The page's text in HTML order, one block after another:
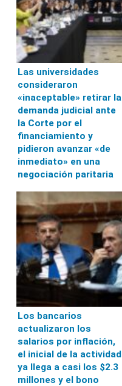
Las universidades
consideraron
«inaceptable» retirar la
demanda judicial ante
la Corte por el
financiamiento y
pidieron avanzar «de
inmediato» en una
negociación paritaria
Los bancarios
actualizaron los
salarios por inflación,
el inicial de la actividad
ya llega a casi los $2.3
millones y el bono